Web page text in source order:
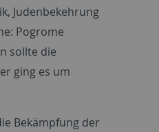
Judenbekehrung
Pogrome
sollte die
ging es um
Bekämpfung der